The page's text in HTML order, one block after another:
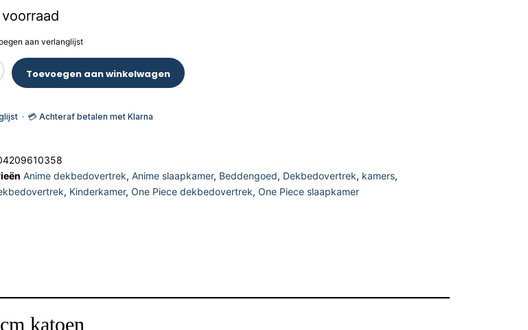
aan verlanglijst
Toevoegen aan winkelwagen
· 💳 Achteraf betalen met Klarna
Anime dekbedovertrek, Anime slaapkamer, Beddengoed, Dekbedovertrek, kamers,
, Kinderkamer, One Piece dekbedovertrek, One Piece slaapkamer
katoen